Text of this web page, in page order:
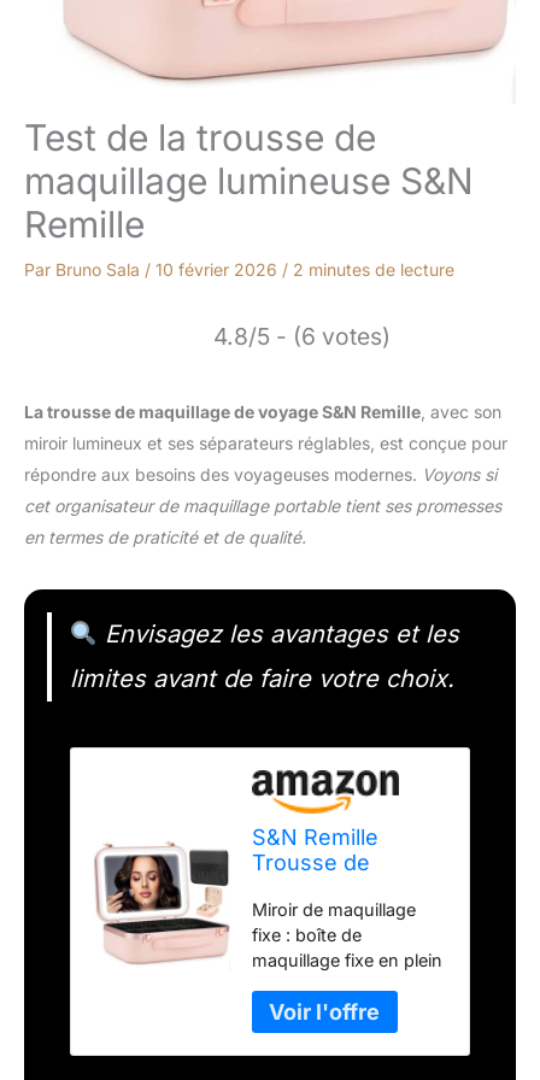
Test de la trousse de
maquillage lumineuse S&N
Remille
Par Bruno Sala / 10 février 2026 / 2 minutes de lecture
4.8/5 - (6 votes)
La trousse de maquillage de voyage S&N Remille , avec son
miroir lumineux et ses séparateurs réglables, est conçue pour
répondre aux besoins des voyageuses modernes. Voyons si
cet organisateur de maquillage portable tient ses promesses
en termes de praticité et de qualité.
Envisagez les avantages et les
limites avant de faire votre choix.
S&N Remille
Trousse de
voyage avec
miroir lumineux,
étui de maquillage
étanche avec 3
niveaux de
luminosité
Miroir de maquillage
fixe : boîte de
maquillage fixe en plein
types de lumières
pouvant être librement
commutées, il y a une